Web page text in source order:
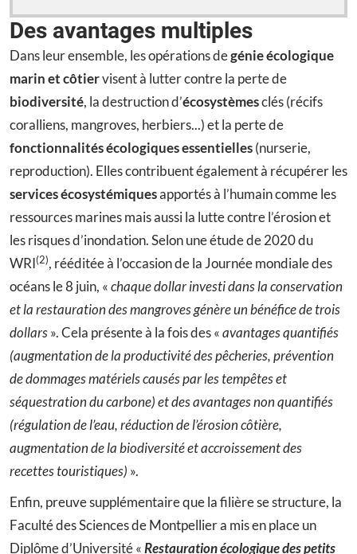
Des avantages multiples
Dans leur ensemble, les opérations degénie écologique
marin et côtiervisent à lutter contre la perte de
biodiversité, la destruction d’écosystèmesclés (récifs
coralliens, mangroves, herbiers...) et la perte de
fonctionnalités écologiques essentielles(nurserie,
reproduction). Elles contribuent également à récupérer les
services écosystémiquesapportés à l’humain comme les
ressources marines mais aussi la lutte contre l’érosion et
les risques d’inondation. Selon une étude de 2020 du
WRI(2), rééditée à l’occasion de la Journée mondiale des
océans le 8 juin, «chaque dollar investi dans la conservation
et la restauration des mangroves génère un bénéfice de trois
dollars». Cela présente à la fois des «avantages quantifiés
(augmentation de la productivité des pêcheries, prévention
de dommages matériels causés par les tempêtes et
séquestration du carbone) et des avantages non quantifiés
(régulation de l’eau, réduction de l’érosion côtière,
augmentation de la biodiversité et accroissement des
recettes touristiques) ».
Enfin, preuve supplémentaire que la filière se structure, la
Faculté des Sciences de Montpellier a mis en place un
Diplôme d’Université «Restauration écologique des petits